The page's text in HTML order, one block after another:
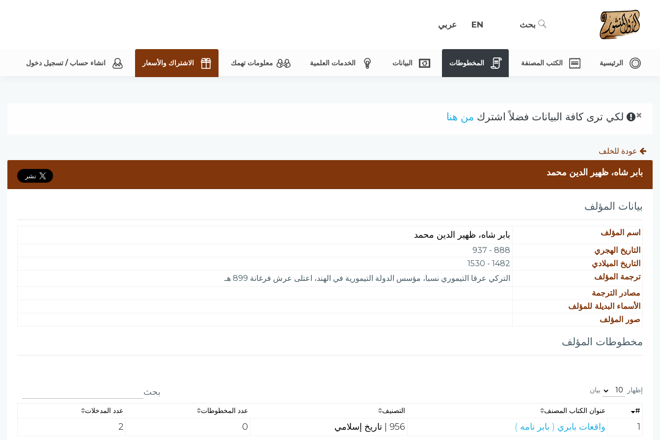
بحث EN عربي
الرئيسية الكتب المصنفة المخطوطات البيانات الخدمات العلمية معلومات تهمك الاشتراك والأسعار انشاء حساب / تسجيل دخول
× لكي ترى كافة البيانات فضلاً اشترك من هنا
عودة للخلف
بابر شاه، ظهير الدين محمد
بيانات المؤلف
اسم المؤلف بابر شاه، ظهير الدين محمد
التاريخ الهجري
888 - 937
التاريخ الميلادي
1482 - 1530
ترجمة المؤلف
التركي عرقا التيموري نسبا، مؤسس الدولة التيمورية في الهند، اعتلى عرش فرغانة 899 هـ
مصادر الترجمة
الأسماء البديلة للمؤلف
صور المؤلف
مخطوطات المؤلف
إظهار بيان بحث
# عنوان الكتاب المصنف التصنيف عدد المخطوطات عدد المدخلات
1 واقعات بابري ( بابر نامه ) 956 | تاريخ إسلامي 0
2